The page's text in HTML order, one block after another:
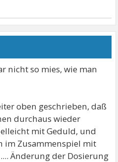
nicht so mies, wie man
oben geschrieben, daß
durchaus wieder
mit Geduld, und
im Zusammenspiel mit
Änderung der Dosierung